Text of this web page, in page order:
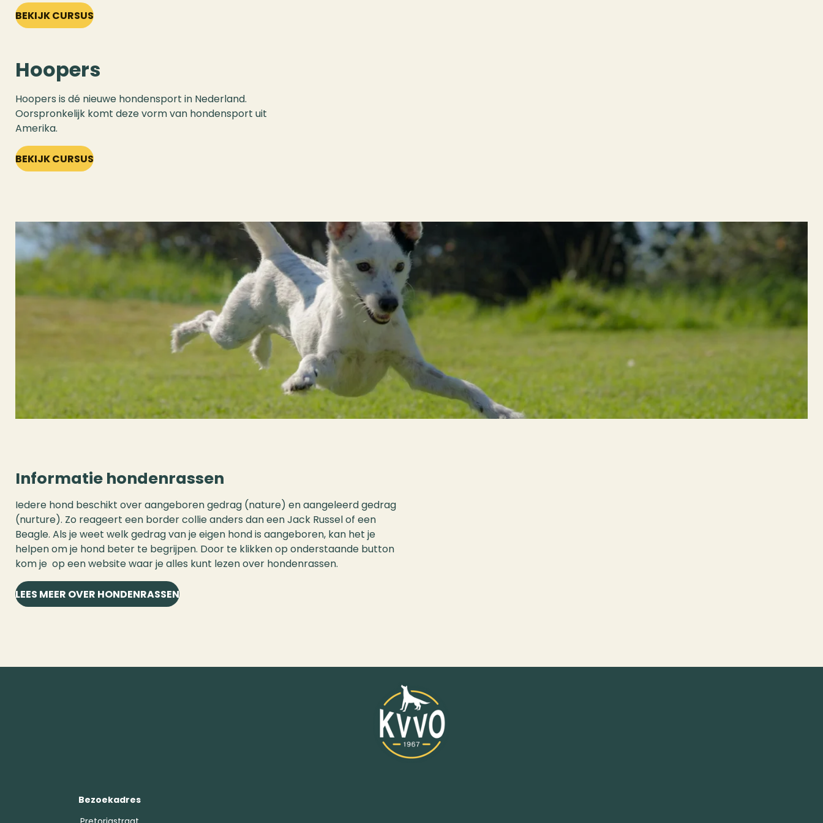
BEKIJK CURSUS
Hoopers
Hoopers is dé nieuwe hondensport in Nederland.
Oorspronkelijk komt deze vorm van hondensport uit
Amerika.
BEKIJK CURSUS
Informatie hondenrassen
Iedere hond beschikt over aangeboren gedrag (nature) en aangeleerd gedrag
(nurture). Zo reageert een border collie anders dan een Jack Russel of een
Beagle. Als je weet welk gedrag van je eigen hond is aangeboren, kan het je
helpen om je hond beter te begrijpen. Door te klikken op onderstaande button
kom je op een website waar je alles kunt lezen over hondenrassen.
LEES MEER OVER HONDENRASSEN
Bezoekadres